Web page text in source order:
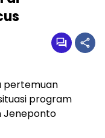
pertemuan
program
Jeneponto